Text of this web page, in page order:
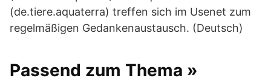
(de.tiere.aquaterra) treffen sich im Usenet zum
regelmäßigen Gedankenaustausch. (Deutsch)
Passend zum Thema »